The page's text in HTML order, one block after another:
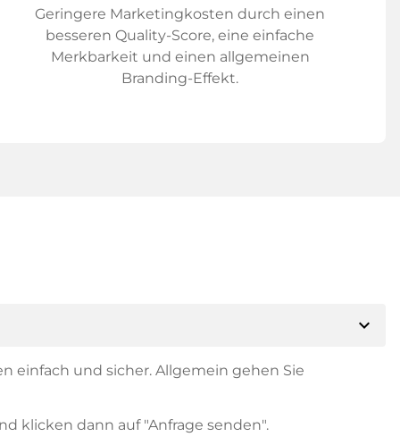
Geringere Marketingkosten durch einen
besseren Quality-Score, eine einfache
Merkbarkeit und einen allgemeinen
Branding-Effekt.
expand_more
einfach und sicher. Allgemein gehen Sie
klicken dann auf "Anfrage senden".